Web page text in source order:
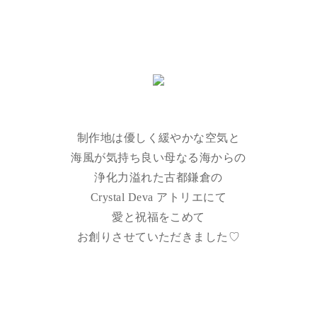
制作地は優しく緩やかな空気と
海風が気持ち良い母なる海からの
浄化力溢れた古都鎌倉の
Crystal Deva アトリエにて
愛と祝福をこめて
お創りさせていただきました♡